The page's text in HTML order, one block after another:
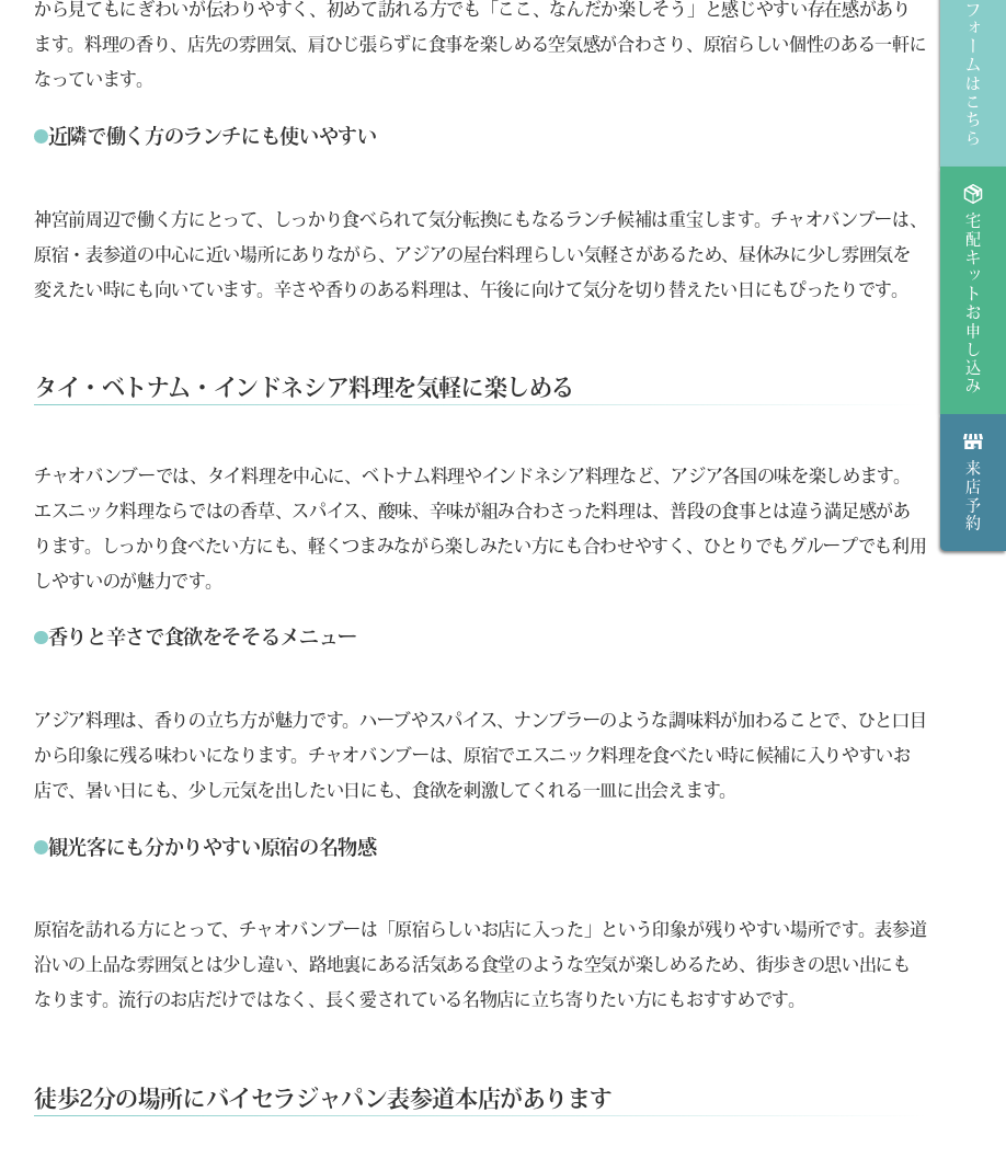
から見てもにぎわいが伝わりやすく、初めて訪れる方でも「ここ、なんだか楽しそう」と感じやすい存在感があり
ます。料理の香り、店先の雰囲気、肩ひじ張らずに食事を楽しめる空気感が合わさり、原宿らしい個性のある一軒に
なっています。
近隣で働く方のランチにも使いやすい
神宮前周辺で働く方にとって、しっかり食べられて気分転換にもなるランチ候補は重宝します。チャオバンブーは、
原宿・表参道の中心に近い場所にありながら、アジアの屋台料理らしい気軽さがあるため、昼休みに少し雰囲気を
変えたい時にも向いています。辛さや香りのある料理は、午後に向けて気分を切り替えたい日にもぴったりです。
タイ・ベトナム・インドネシア料理を気軽に楽しめる
チャオバンブーでは、タイ料理を中心に、ベトナム料理やインドネシア料理など、アジア各国の味を楽しめます。
エスニック料理ならではの香草、スパイス、酸味、辛味が組み合わさった料理は、普段の食事とは違う満足感があ
ります。しっかり食べたい方にも、軽くつまみながら楽しみたい方にも合わせやすく、ひとりでもグループでも利用
しやすいのが魅力です。
香りと辛さで食欲をそそるメニュー
アジア料理は、香りの立ち方が魅力です。ハーブやスパイス、ナンプラーのような調味料が加わることで、ひと口目
から印象に残る味わいになります。チャオバンブーは、原宿でエスニック料理を食べたい時に候補に入りやすいお
店で、暑い日にも、少し元気を出したい日にも、食欲を刺激してくれる一皿に出会えます。
観光客にも分かりやすい原宿の名物感
原宿を訪れる方にとって、チャオバンブーは「原宿らしいお店に入った」という印象が残りやすい場所です。表参道
沿いの上品な雰囲気とは少し違い、路地裏にある活気ある食堂のような空気が楽しめるため、街歩きの思い出にも
なります。流行のお店だけではなく、長く愛されている名物店に立ち寄りたい方にもおすすめです。
徒歩2分の場所にバイセラジャパン表参道本店があります
査定フォームはこちら
宅配キットお申し込み
来店予約